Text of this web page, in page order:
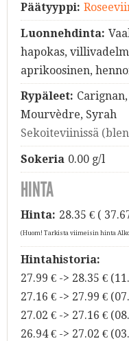
Päätyyppi:
Luonnehdinta:
hapokas,
aprikoosinen,
Rypäleet:
Mourvèdre, Syrah
Sekoiteviinissä
Sokeria 0.00 g/l
HINTA
Hinta: 28.35 € (
(Huom! Tarkista viimeisin hinta
Hintahistoria:
27.99 € -> 28.35 €
27.16 € -> 27.99 €
27.02 € -> 27.16 €
26.94 € -> 27.02 €